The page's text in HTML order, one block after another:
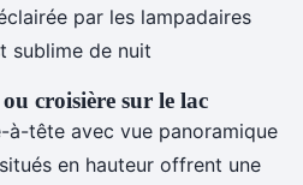
par les lampadaires
sublime de nuit
croisière sur le lac
à-tête avec vue panoramique
en hauteur offrent une